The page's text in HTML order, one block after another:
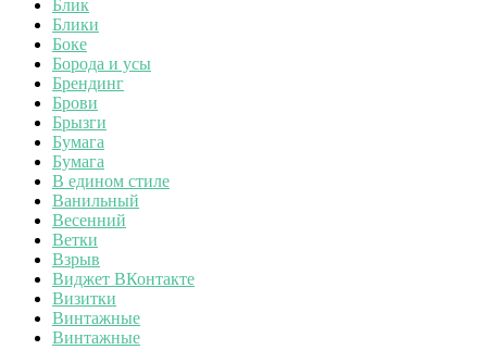
Блик
Блики
Боке
Борода и усы
Брендинг
Брови
Брызги
Бумага
Бумага
В едином стиле
Ванильный
Весенний
Ветки
Взрыв
Виджет ВКонтакте
Визитки
Винтажные
Винтажные